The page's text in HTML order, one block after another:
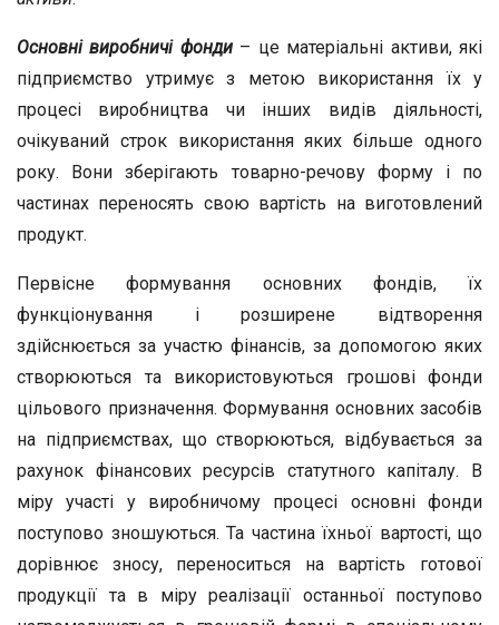
Основні виробничі фонди– це матеріальні активи, які
підприємство утримує з метою використання їх у
процесі виробництва чи інших видів діяльності,
очікуваний строк використання яких більше одного
року. Вони зберігають товарно-речову форму і по
частинах переносять свою вартість на виготовлений
продукт.
Первісне формування основних фондів, їх
функціонування і розширене відтворення
здійснюється за участю фінансів, за допомогою яких
створюються та використовуються грошові фонди
цільового призначення. Формування основних засобів
на підприємствах, що створюються, відбувається за
рахунок фінансових ресурсів статутного капіталу. В
міру участі у виробничому процесі основні фонди
поступово зношуються. Та частина їхньої вартості, що
дорівнює зносу, переноситься на вартість готової
продукції та в міру реалізації останньої поступово